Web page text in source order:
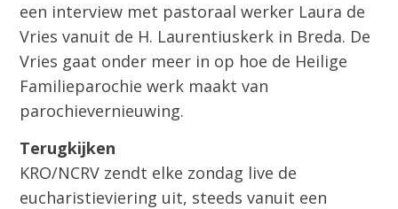
een interview met pastoraal werker Laura de
Vries vanuit de H. Laurentiuskerk in Breda. De
Vries gaat onder meer in op hoe de Heilige
Familieparochie werk maakt van
parochievernieuwing.
Terugkijken
KRO/NCRV zendt elke zondag live de
eucharistieviering uit, steeds vanuit een